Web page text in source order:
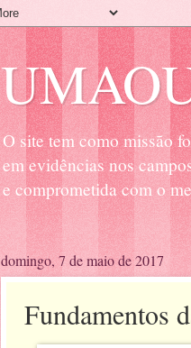
O site tem como missão
em evidências nos
e comprometida com o
domingo, 7 de maio de 2017
Fundamentos